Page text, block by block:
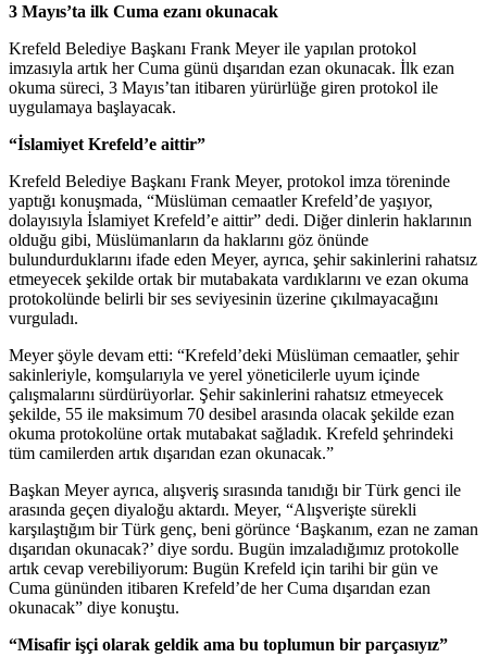
3 Mayıs’ta ilk Cuma ezanı okunacak
Krefeld Belediye Başkanı Frank Meyer ile yapılan protokol
imzasıyla artık her Cuma günü dışarıdan ezan okunacak. İlk ezan
okuma süreci, 3 Mayıs’tan itibaren yürürlüğe giren protokol ile
uygulamaya başlayacak.
“İslamiyet Krefeld’e aittir”
Krefeld Belediye Başkanı Frank Meyer, protokol imza töreninde
yaptığı konuşmada, “Müslüman cemaatler Krefeld’de yaşıyor,
dolayısıyla İslamiyet Krefeld’e aittir” dedi. Diğer dinlerin haklarının
olduğu gibi, Müslümanların da haklarını göz önünde
bulundurduklarını ifade eden Meyer, ayrıca, şehir sakinlerini rahatsız
etmeyecek şekilde ortak bir mutabakata vardıklarını ve ezan okuma
protokolünde belirli bir ses seviyesinin üzerine çıkılmayacağını
vurguladı.
Meyer şöyle devam etti: “Krefeld’deki Müslüman cemaatler, şehir
sakinleriyle, komşularıyla ve yerel yöneticilerle uyum içinde
çalışmalarını sürdürüyorlar. Şehir sakinlerini rahatsız etmeyecek
şekilde, 55 ile maksimum 70 desibel arasında olacak şekilde ezan
okuma protokolüne ortak mutabakat sağladık. Krefeld şehrindeki
tüm camilerden artık dışarıdan ezan okunacak.”
Başkan Meyer ayrıca, alışveriş sırasında tanıdığı bir Türk genci ile
arasında geçen diyaloğu aktardı. Meyer, “Alışverişte sürekli
karşılaştığım bir Türk genç, beni görünce ‘Başkanım, ezan ne zaman
dışarıdan okunacak?’ diye sordu. Bugün imzaladığımız protokolle
artık cevap verebiliyorum: Bugün Krefeld için tarihi bir gün ve
Cuma gününden itibaren Krefeld’de her Cuma dışarıdan ezan
okunacak” diye konuştu.
“Misafir işçi olarak geldik ama bu toplumun bir parçasıyız”